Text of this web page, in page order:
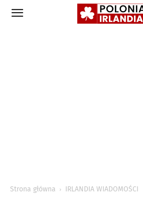
Strona główna IRLANDIA WIADOMOŚCI